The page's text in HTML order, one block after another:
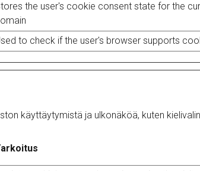
the user's cookie consent state for the
to check if the user's browser supports
käyttäytymistä ja ulkonäköä, kuten